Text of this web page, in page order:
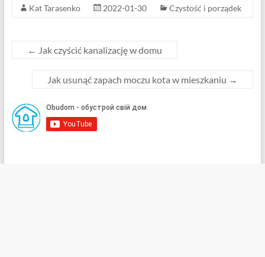
Kat Tarasenko 2022-01-30 Czystość i porządek
← Jak czyścić kanalizację w domu
Jak usunąć zapach moczu kota w mieszkaniu →